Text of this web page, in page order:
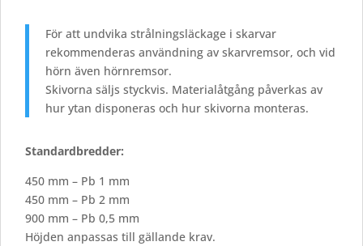
För att undvika strålningsläckage i skarvar
rekommenderas användning av skarvremsor, och vid
hörn även hörnremsor.
Skivorna säljs styckvis. Materialåtgång påverkas av
hur ytan disponeras och hur skivorna monteras.
Standardbredder:
450 mm – Pb 1 mm
450 mm – Pb 2 mm
900 mm – Pb 0,5 mm
Höjden anpassas till gällande krav.